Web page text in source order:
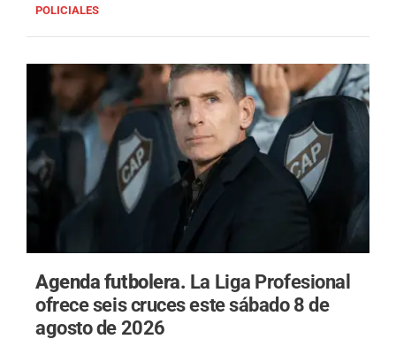
POLICIALES
Agenda futbolera. La Liga Profesional
ofrece seis cruces este sábado 8 de
agosto de 2026